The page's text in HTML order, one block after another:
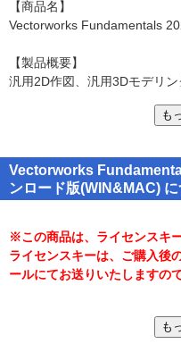
【商品名】
Vectorworks Fundamentals
【製品概要】
汎用2D作図、汎用3Dモデリ
●Windows・Mac 対応
●1ライセンスで2台のパソコ
●汎用2D作図・汎用3Dモデリ
も
Vectorworks
ンロード版(WIN&MAC)
※この商品は、ライセンスキ
ライセンスキーは、ご購入後
ールにてお送りいたしますの
も